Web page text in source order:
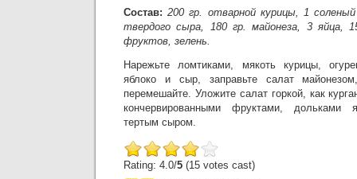
Состав:200 гр. отварной курицы, 1
твердого сыра, 180 гр. майонеза, 3 яйца,
фруктов, зелень.
Нарежьте ломтиками, мякоть курицы,
яблоко и сыр, заправьте салат
перемешайте. Уложите салат горкой, как
кончервированными фруктами,
тертым сыром.
Rating: 4.0/5 (15 votes cast)